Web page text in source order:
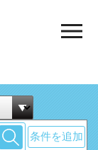
条件を追加